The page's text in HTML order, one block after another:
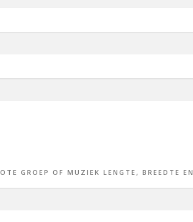
GROEP OF MUZIEK LENGTE, BREEDTE EN